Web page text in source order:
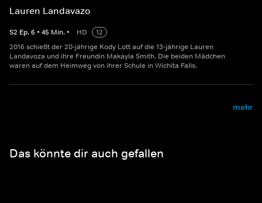
Lauren Landavazo
S2 Ep.6 • 45 Min. • HD
12
2016 schießt der 20-jährige Kody Lott auf die 13-jährige Lauren
Landavoza und ihre Freundin Makayla Smith. Die beiden Mädchen
waren auf dem Heimweg von ihrer Schule in Wichita Falls.
mehr
Das könnte dir auch gefallen